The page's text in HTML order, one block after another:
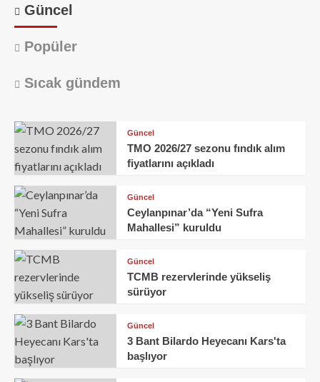
Güncel
Popüler
Sıcak gündem
Güncel
TMO 2026/27 sezonu fındık alım
fiyatlarını açıkladı
Güncel
Ceylanpınar’da “Yeni Sufra
Mahallesi” kuruldu
Güncel
TCMB rezervlerinde yükseliş
sürüyor
Güncel
3 Bant Bilardo Heyecanı Kars'ta
başlıyor